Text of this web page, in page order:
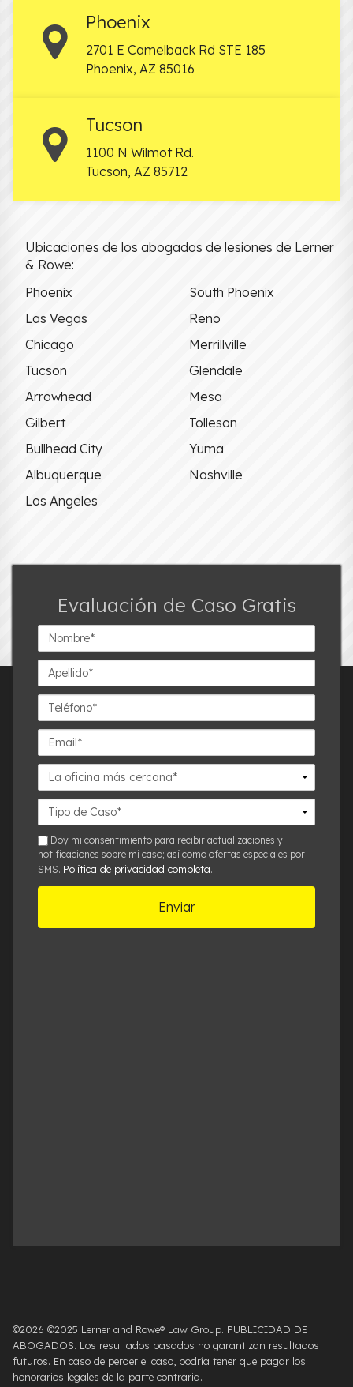
Phoenix
2701 E Camelback Rd STE 185
Phoenix, AZ 85016
Tucson
1100 N Wilmot Rd.
Tucson, AZ 85712
Ubicaciones de los abogados de lesiones de Lerner
& Rowe:
Phoenix
South Phoenix
Las Vegas
Reno
Chicago
Merrillville
Tucson
Glendale
Arrowhead
Mesa
Gilbert
Tolleson
Bullhead City
Yuma
Albuquerque
Nashville
Los Angeles
Evaluación de Caso Gratis
Nombre*
Apellido*
Teléfono*
Email*
La
oficina
más
cercana*
Detalles
del
Caso*
smsDoy mi consentimiento para recibir actualizaciones y
notificaciones sobre mi caso; así como ofertas especiales por
SMS. Política de privacidad completa.
©2026 ©2025 Lerner and Rowe® Law Group. PUBLICIDAD DE
ABOGADOS. Los resultados pasados ​​no garantizan resultados
futuros. En caso de perder el caso, podría tener que pagar los
honorarios legales de la parte contraria.